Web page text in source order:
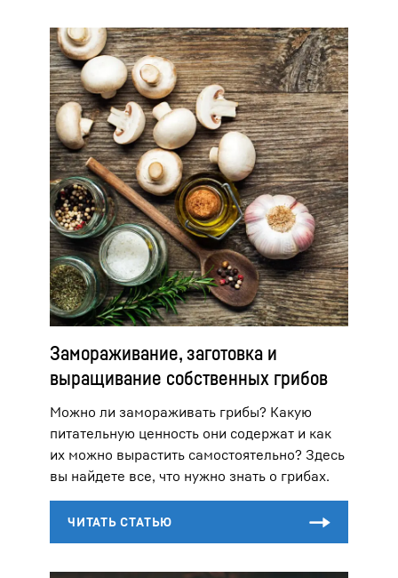
Замораживание, заготовка и
выращивание собственных грибов
Можно ли замораживать грибы? Какую
питательную ценность они содержат и как
их можно вырастить самостоятельно? Здесь
вы найдете все, что нужно знать о грибах.